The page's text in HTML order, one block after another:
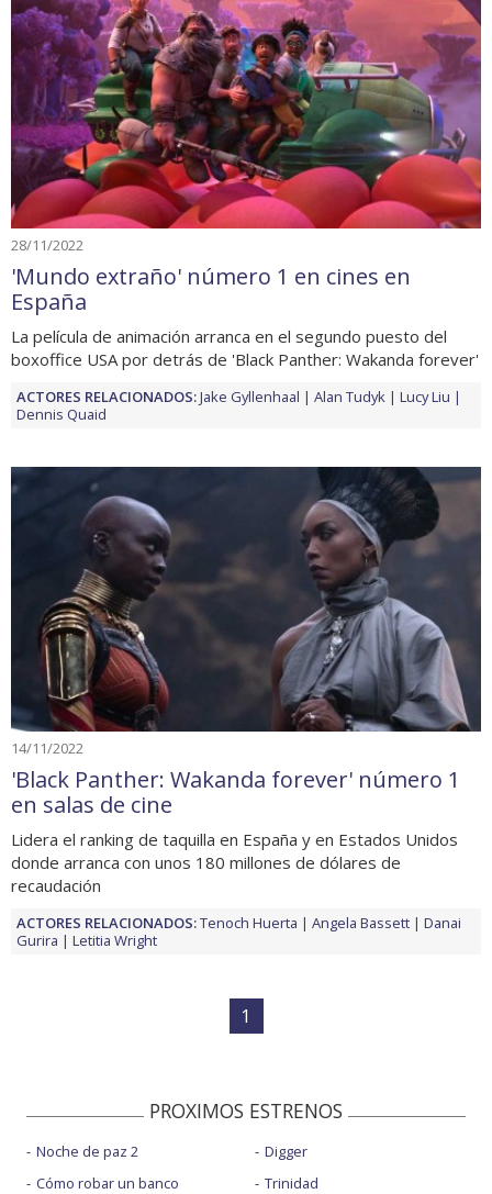
28/11/2022
'Mundo extraño' número 1 en cines en
España
La película de animación arranca en el segundo puesto del
boxoffice USA por detrás de 'Black Panther: Wakanda forever'
ACTORES RELACIONADOS:Jake Gyllenhaal Alan Tudyk
Lucy Liu
Dennis Quaid
14/11/2022
'Black Panther: Wakanda forever' número 1
en salas de cine
Lidera el ranking de taquilla en España y en Estados Unidos
donde arranca con unos 180 millones de dólares de
recaudación
ACTORES RELACIONADOS:Tenoch Huerta Angela Bassett
Danai
Gurira
Letitia Wright
1
PROXIMOS ESTRENOS
Noche de paz 2
Cómo robar un banco
Digger
Trinidad